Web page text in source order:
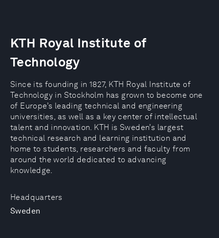
Headquarters
Sweden
KTH Royal Institute of
Technology
Since its founding in 1827, KTH Royal Institute of
Technology in Stockholm has grown to become one
of Europe’s leading technical and engineering
universities, as well as a key center of intellectual
talent and innovation. KTH is Sweden’s largest
technical research and learning institution and
home to students, researchers and faculty from
around the world dedicated to advancing
knowledge.